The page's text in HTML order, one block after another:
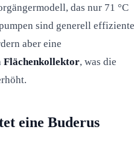
das nur 71 °C
sind generell
aber eine
Flächenkollektor, was die
eine Buderus